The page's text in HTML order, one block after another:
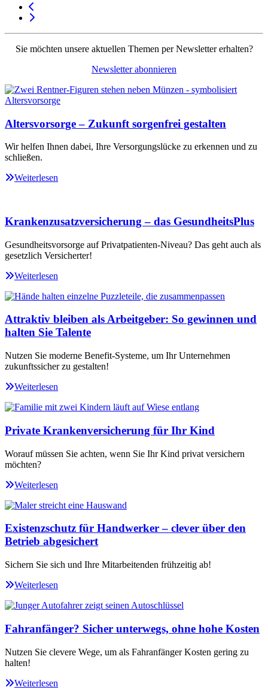
Sie möchten unsere aktuellen Themen per Newsletter erhalten?
Newsletter abonnieren
Altersvorsorge – Zukunft sorgenfrei gestalten
Wir helfen Ihnen dabei, Ihre Versorgungslücke zu erkennen und zu
schließen.
Weiterlesen
Krankenzusatzversicherung – das GesundheitsPlus
Gesundheitsvorsorge auf Privatpatienten-Niveau? Das geht auch als
gesetzlich Versicherter!
Weiterlesen
Attraktiv bleiben als Arbeitgeber: So gewinnen und
halten Sie Talente
Nutzen Sie moderne Benefit-Systeme, um Ihr Unternehmen
zukunftssicher zu gestalten!
Weiterlesen
Private Krankenversicherung für Ihr Kind
Worauf müssen Sie achten, wenn Sie Ihr Kind privat versichern
möchten?
Weiterlesen
Existenzschutz für Handwerker – clever über den
Betrieb abgesichert
Sichern Sie sich und Ihre Mitarbeitenden frühzeitig ab!
Weiterlesen
Fahranfänger? Sicher unterwegs, ohne hohe Kosten
Nutzen Sie clevere Wege, um als Fahranfänger Kosten gering zu
halten!
Weiterlesen